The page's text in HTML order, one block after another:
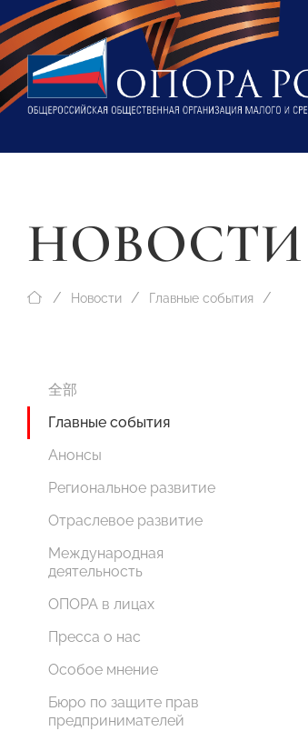
НОВОСТИ
Новости Главные события
全部
Главные события
Анонсы
Региональное развитие
Отраслевое развитие
Международная
деятельность
ОПОРА в лицах
Пресса о нас
Особое мнение
Бюро по защите прав
предпринимателей